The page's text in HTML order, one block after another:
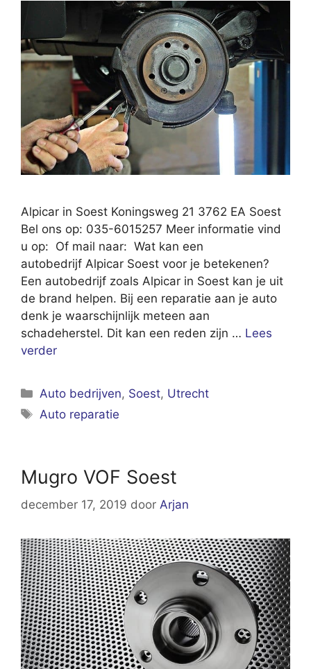
Alpicar in Soest Koningsweg 21 3762 EA Soest
Bel ons op: 035-6015257 Meer informatie vind
u op: Of mail naar: Wat kan een
autobedrijf Alpicar Soest voor je betekenen?
Een autobedrijf zoals Alpicar in Soest kan je uit
de brand helpen. Bij een reparatie aan je auto
denk je waarschijnlijk meteen aan
schadeherstel. Dit kan een reden zijn … Lees
verder
Categorieën
Auto bedrijven, Soest, Utrecht
Tags
Auto reparatie
Mugro VOF Soest
december 17, 2019 door Arjan